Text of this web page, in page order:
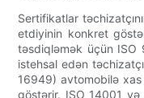
Sertifikatlar
etdiyinin konkret
təsdiqləmək üçün ISO
istehsal edən
16949) avtomobilə
göstərir. ISO 14001